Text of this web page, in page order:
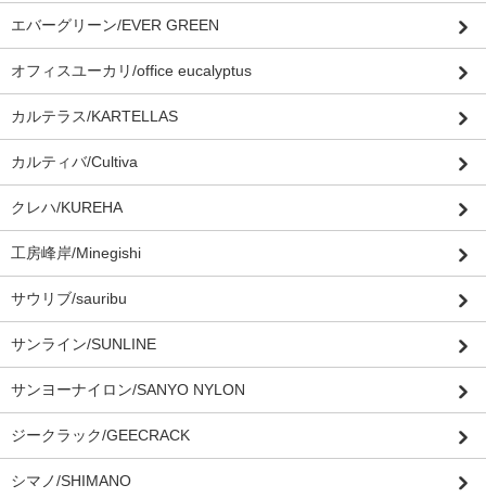
エバーグリーン/EVER GREEN
オフィスユーカリ/office eucalyptus
カルテラス/KARTELLAS
カルティバ/Cultiva
クレハ/KUREHA
工房峰岸/Minegishi
サウリブ/sauribu
サンライン/SUNLINE
サンヨーナイロン/SANYO NYLON
ジークラック/GEECRACK
シマノ/SHIMANO